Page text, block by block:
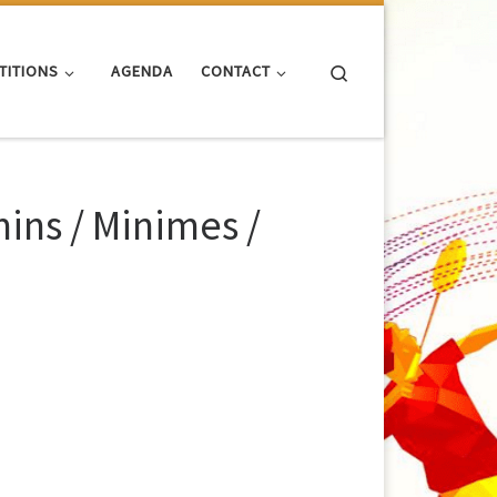
AGENDA CONTACT
/ Minimes /